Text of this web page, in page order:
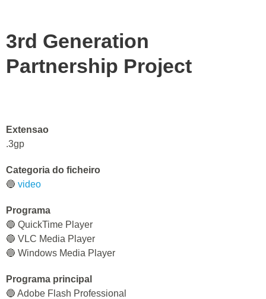
3rd Generation
Partnership Project
Extensao
.3gp
Categoria do ficheiro
🔵 video
Programa
🔵 QuickTime Player
🔵 VLC Media Player
🔵 Windows Media Player
Programa principal
🔵 Adobe Flash Professional